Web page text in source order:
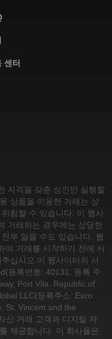
센터
자격을 갖춘 성인만 실행할
상품을 이용한 거래는 상
험할 수 있습니다. 이 웹사
거래하는 경우에는 상당한
부 잃을 수도 있습니다. 웹
여 거래를 시작하기 전에 서
십시오. 이 웹사이터의 서
등록번호: 40131, 등록 주
Port Vila, Republic of
LLC(등록주소: Euro
St. Vincent and the
산 거래 고객과 디지털 자
제공합니다. 이 회사들은